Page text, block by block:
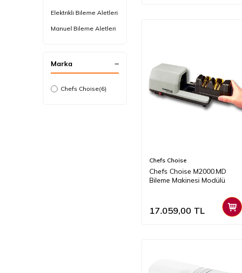
Elektrikli Bileme Aletleri
Manuel Bileme Aletleri
Marka
Chefs Choise(6)
Chefs Choise
Chefs Choise M2000.MD
Bileme Makinesi Modülü
17.059,00 TL